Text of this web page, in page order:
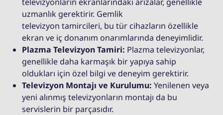
uzmanlık gerektirir. Gemlik
televizyon tamircileri, bu tür cihazların özellikle
ekran ve iç donanım onarımlarında deneyimlidir.
Plazma Televizyon Tamiri: Plazma televizyonlar,
genellikle daha karmaşık bir yapıya sahip
oldukları için özel bilgi ve deneyim gerektirir.
Televizyon Montajı ve Kurulumu: Yenilenen veya
yeni alınmış televizyonların montajı da bu
servislerin bir parçasıdır.